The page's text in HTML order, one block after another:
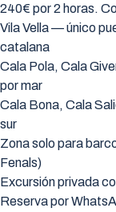
240€ por 2 horas.
Vila Vella — único
catalana
Cala Pola, Cala
por mar
Cala Bona, Cala
sur
Zona solo para
Fenals)
Excursión privada
Reserva por